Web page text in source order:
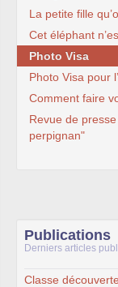
La petite fille
Cet éléphant
Photo Visa
Photo Visa pour
Comment faire
Revue de
perpignan"
Publications
Derniers articles
Classe